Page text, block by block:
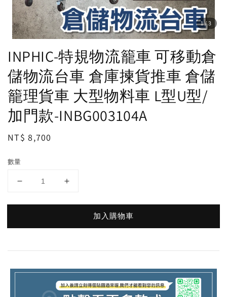
1/3
INPHIC-特規物流籠車 可移動倉
儲物流台車 倉庫揀貨推車 倉儲
籠理貨車 大型物料車 L型U型/
加門款-INBG003104A
Regular
NT$ 8,700
數量
加入購物車